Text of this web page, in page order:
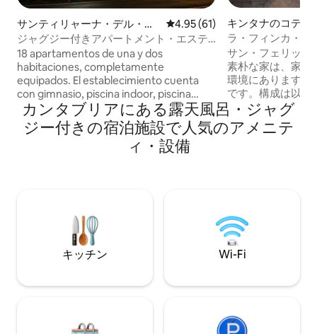
サンティリャーナ・デル・マ
ルのマンション・アパート
レビュー61件、5つ星中4.95つ
4.95 (61)
ジャグジー付きアパートメント・エステ
ラ・デ・アルタミラ
18 apartamentos de una y dos
habitaciones, completamente
equipados. El establecimiento cuenta
con gimnasio, piscina indoor, piscina
infantil y solarium ideales para disfrutar
en familia, en pareja o con amigos.
Situados frente al Zoo de Santillana del
Mar, a 550m del casco histórico de la villa
occidental de Cantabria.
キンタナのコテー
ラ・フィンカ・エ
リックスの田舎の
サン・フェリック
素朴な家は、家族
環境にあります。
です。構成は以下
ッチン、ダイニン
バスルーム、 寝室とバルコニー - 2階：ダ
ブルベッドルーム
環境です。
カンタブリアにある露天風呂・ジャグ
ジー付きの宿泊施設で人気のアメニテ
ィ・設備
キッチン Wi-Fi